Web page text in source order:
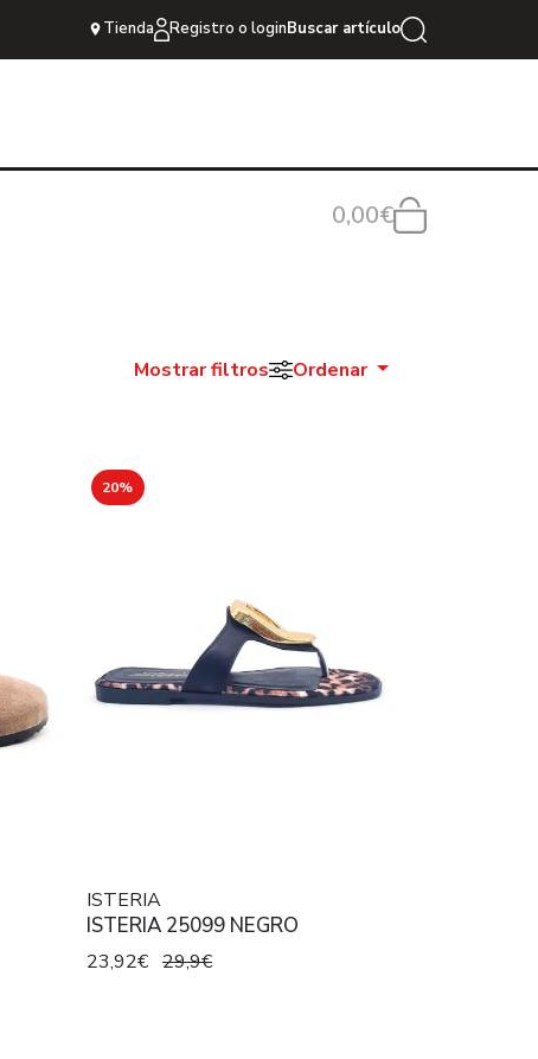
Tienda Registro o loginBuscar artículo
0,00€
Mostrar filtros Ordenar
20%
ISTERIA
ISTERIA 25099 NEGRO
23,92€ 29,9€